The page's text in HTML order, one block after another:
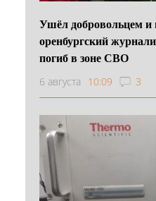
Ушёл добровольцем и
оренбургский
погиб в зоне СВО
6 августа 10:09 3